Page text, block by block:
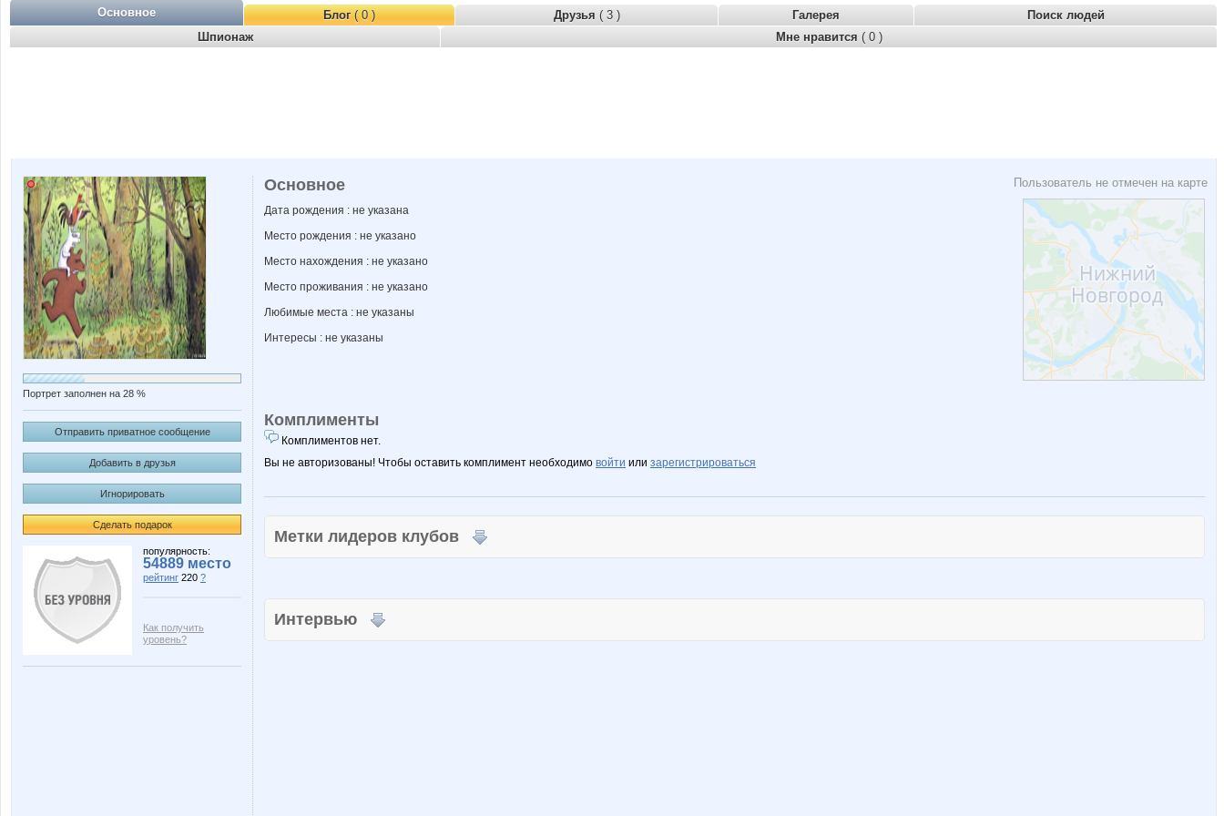
Основное Блог( 0 ) Друзья ( 3 ) Галерея
Поиск людей
Шпионаж
Мне нравится ( 0 )
Портрет заполнен на 28 %
Отправить приватное сообщение
Добавить в друзья
Игнорировать
Сделать подарок
популярность:
54889 место
рейтинг 220 ?
Как получить
уровень?
Пользователь не отмечен на карте
Основное
Дата рождения : не указана
Место рождения : не указано
Место нахождения : не указано
Место проживания : не указано
Любимые места : не указаны
Интересы : не указаны
Комплименты
Комплиментов нет.
Вы не авторизованы! Чтобы оставить комплимент необходимо войти или зарегистрироваться
Метки лидеров клубов
Интервью